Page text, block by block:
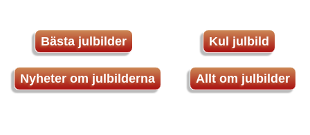
Bästa julbilder Kul julbild
Nyheter om julbilderna Allt om julbilder